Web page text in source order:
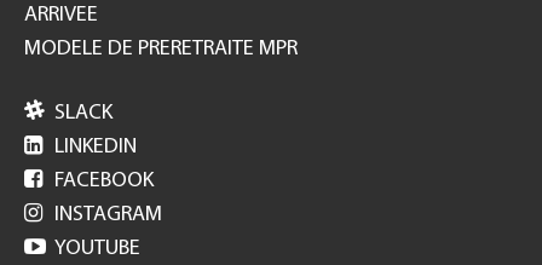
ARRIVEE
MODELE DE PRERETRAITE MPR
 SLACK
 LINKEDIN
 FACEBOOK
 INSTAGRAM
 YOUTUBE